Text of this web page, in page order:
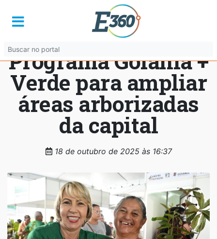
Prefeitura de
Goiânia lança
Programa Goiânia +
Verde para ampliar
áreas arborizadas
da capital
18 de outubro de 2025 às 16:37